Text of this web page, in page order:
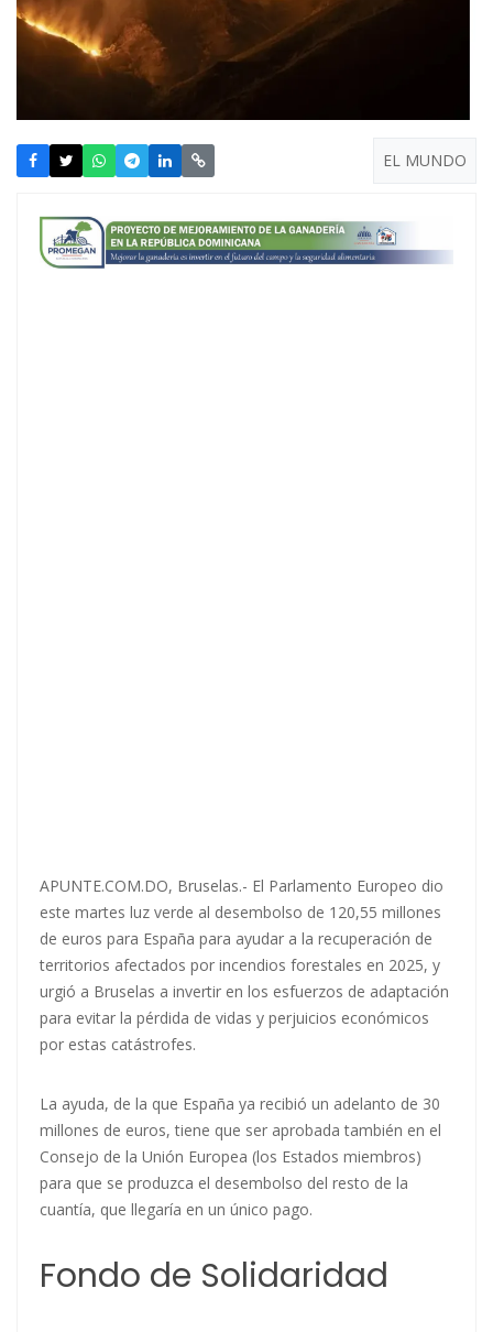
EL MUNDO
APUNTE.COM.DO, Bruselas.- El Parlamento Europeo dio
este martes luz verde al desembolso de 120,55 millones
de euros para España para ayudar a la recuperación de
territorios afectados por incendios forestales en 2025, y
urgió a Bruselas a invertir en los esfuerzos de adaptación
para evitar la pérdida de vidas y perjuicios económicos
por estas catástrofes.
La ayuda, de la que España ya recibió un adelanto de 30
millones de euros, tiene que ser aprobada también en el
Consejo de la Unión Europea (los Estados miembros)
para que se produzca el desembolso del resto de la
cuantía, que llegaría en un único pago.
Fondo de Solidaridad